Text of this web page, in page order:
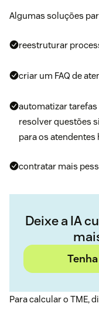
Algumas soluções
reestruturar
criar um FAQ de
automatizar
resolver questões
para os atendentes
contratar mais
Deixe a IA
Para calcular o TME,